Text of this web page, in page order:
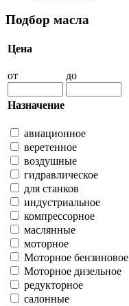
Подбор масла
Цена
от до
Назначение
авиационное
веретенное
воздушные
гидравлическое
для станков
индустриальное
компрессорное
маслянные
моторное
Моторное бензиновое
Моторное дизельное
редукторное
салонные